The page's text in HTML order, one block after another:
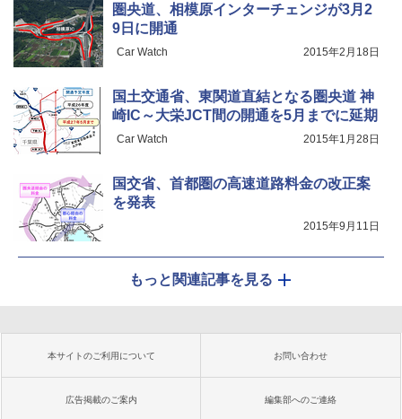
圏央道、相模原インターチェンジが3月2
9日に開通
Car Watch 2015年2月18日
国土交通省、東関道直結となる圏央道 神
崎IC～大栄JCT間の開通を5月までに延期
Car Watch 2015年1月28日
国交省、首都圏の高速道路料金の改正案
を発表
2015年9月11日
もっと関連記事を見る
本サイトのご利用について お問い合わせ
広告掲載のご案内 編集部へのご連絡